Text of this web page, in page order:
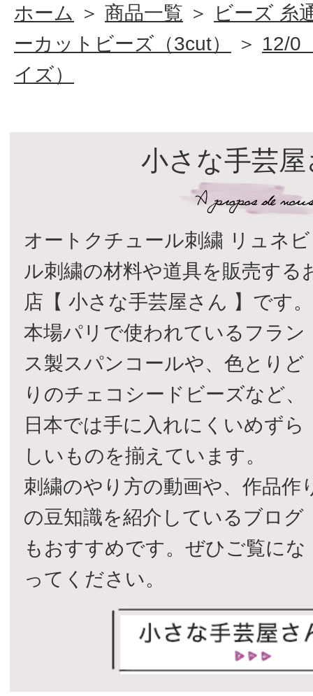
ホーム ＞ 商品一覧 ＞
ビーズ 糸
ーカットビーズ（3cut）
＞ 12/0
イズ）
小さな手芸
オートクチュール刺繍 リュネビ
ル刺繍の材料や道具を販売する
店【 小さな手芸屋さん 】です。
本場パリで使われているフラン
ス製スパンコールや、色とりど
りのチェコシードビーズなど、
日本では手に入れにくいめずら
しいものを揃えています。
刺繍のやり方の動画や、作品作
の豆知識を紹介しているブログ
もおすすめです。ぜひご覧にな
ってください。